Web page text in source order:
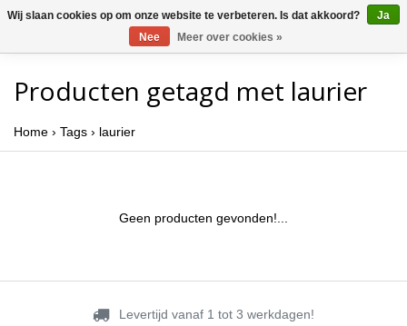
Producten getagd met laurier
Home › Tags › laurier
Geen producten gevonden!...
Levertijd vanaf 1 tot 3 werkdagen!
Wij slaan cookies op om onze website te verbeteren. Is dat akkoord?
Ja
Nee
Meer over cookies »